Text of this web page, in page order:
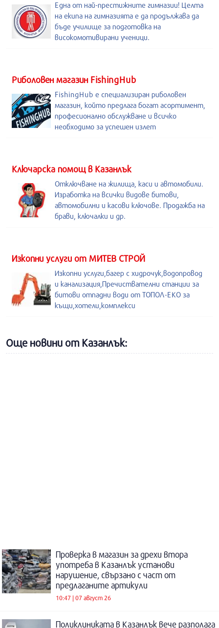
Една от най-престижните гимназии! Целта
на екипа на гимназията е да продължава да
бъде училище за подготовка на
високомотивирани ученици.
Риболовен магазин FishingHub
FishingHub е специализиран риболовен
магазин, който предлага богат асортимент,
професионално обслужване и всичко
необходимо за успешен излет
Kлючарска помощ в Казанлък
Отключване на жилища, каси и автомобили.
Изработка на всички видове битови,
автомобилни и касови ключове. Продажба на
брави, ключалки и др.
Изкопни услуги от МИТЕВ СТРОЙ
Изкопни услуги,багер с хидрочук,водопровод
и канализация,Пречиствателни станции за
битови отпадни води от ТОПОЛ-ЕКО за
къщи,хотели,комплекси
Още новини от Казанлък:
Проверка в магазин за дрехи втора
употреба в Казанлък установи
нарушение, свързано с част от
предлаганите артикули
10:47 | 07 август 26
Поликлиниката в Казанлък вече разполага